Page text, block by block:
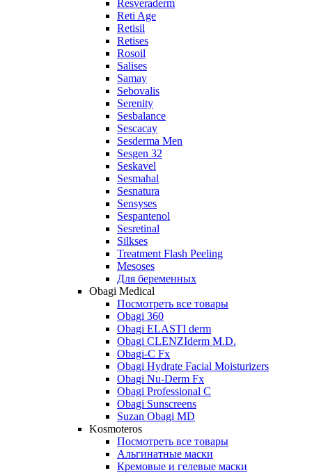
Resveraderm
Reti Age
Retisil
Retises
Rosoil
Salises
Samay
Sebovalis
Serenity
Sesbalance
Sescacay
Sesderma Men
Sesgen 32
Seskavel
Sesmahal
Sesnatura
Sensyses
Sespantenol
Sesretinal
Silkses
Treatment Flash Peeling
Mesoses
Для беременных
Obagi Medical
Посмотреть все товары
Obagi 360
Obagi ELASTI derm
Obagi CLENZIderm M.D.
Obagi-C Fx
Obagi Hydrate Facial Moisturizers
Obagi Nu-Derm Fx
Obagi Professional C
Obagi Sunscreens
Suzan Obagi MD
Kosmoteros
Посмотреть все товары
Альгинатные маски
Кремовые и гелевые маски